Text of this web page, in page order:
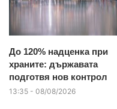
До 120% надценка при
храните: държавата
подготвя нов контрол
13:35 - 08/08/2026